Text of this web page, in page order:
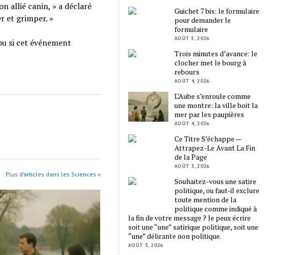
allié canin, » a déclaré
et grimper. »
si cet événement
Plus d’articles dans les Sciences »
Guichet 7 bis: le formulaire
pour demander le
formulaire
AOÛT 5, 2026
Trois minutes d’avance: le
clocher met le bourg à
rebours
AOÛT 4, 2026
L’Aube s’enroule comme
une montre: la ville boit la
mer par les paupières
AOÛT 4, 2026
Ce Titre S’échappe —
Attrapez-Le Avant La Fin
de la Page
AOÛT 3, 2026
Souhaitez-vous une satire
politique, ou faut-il exclure
toute mention de la
politique comme indiqué à
la fin de votre message ? Je peux écrire
soit une “une” satirique politique, soit une
“une” délirante non politique.
AOÛT 3, 2026